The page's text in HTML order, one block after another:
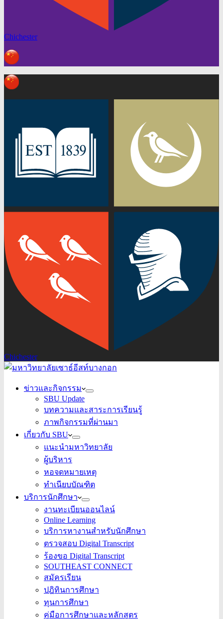
Chichester
Chichester
ข่าวและกิจกรรม
SBU Update
บทความและสาระการเรียนรู้
ภาพกิจกรรมที่ผ่านมา
เกี่ยวกับ SBU
แนะนำมหาวิทยาลัย
ผู้บริหาร
หอจดหมายเหตุ
ทำเนียบบัณฑิต
บริการนักศึกษา
งานทะเบียนออนไลน์
Online Learning
บริการหางานสำหรับนักศึกษา
ตรวจสอบ Digital Transcript
ร้องขอ Digital Transcript
SOUTHEAST CONNECT
สมัครเรียน
ปฎิทินการศึกษา
ทุนการศึกษา
คู่มือการศึกษาและหลักสูตร